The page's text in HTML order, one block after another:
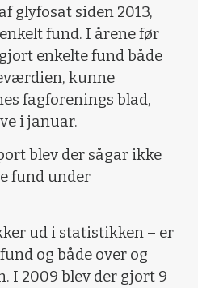
glyfosat siden 2013,
fund. I årene før
enkelte fund både
kunne
fagforenings blad,
i januar.
blev der sågar ikke
fund under
ud i statistikken – er
og både over og
I 2009 blev der gjort 9